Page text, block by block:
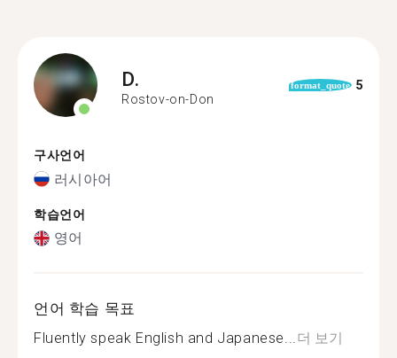
D.
Rostov-on-Don
format_quote 5
구사언어
러시아어
학습언어
영어
언어 학습 목표
Fluently speak English and Japanese...더 보기